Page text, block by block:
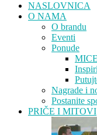
NASLOVNICA
O NAMA
O brandu
Eventi
Ponude
MICE
Nagrade i
Postanite
PRIČE I MITOVI